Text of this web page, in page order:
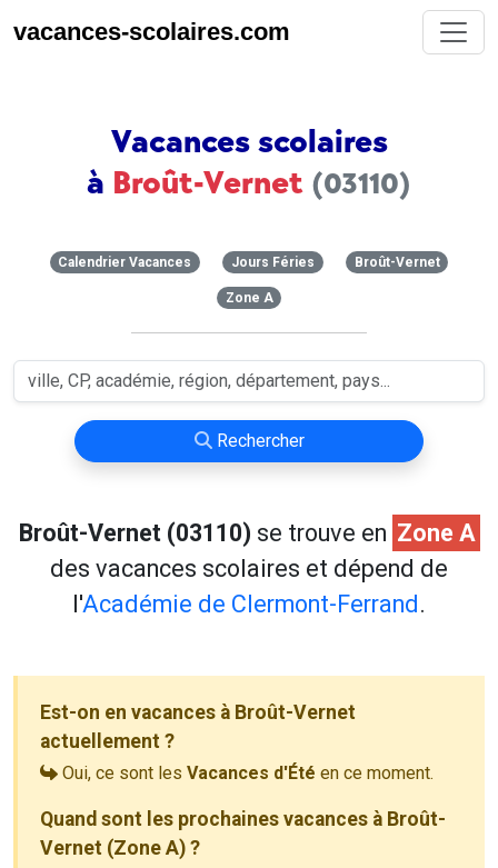
vacances-scolaires.com
Vacances scolaires
à Broût-Vernet (03110)
Calendrier Vacances Jours Féries Broût-Vernet
Zone A
Rechercher
Broût-Vernet (03110) se trouve en Zone A
des vacances scolaires et dépend de
l'Académie de Clermont-Ferrand.
Est-on en vacances à Broût-Vernet
actuellement ?
Oui, ce sont les Vacances d'Été en ce moment.
Quand sont les prochaines vacances à Broût-
Vernet (Zone A) ?